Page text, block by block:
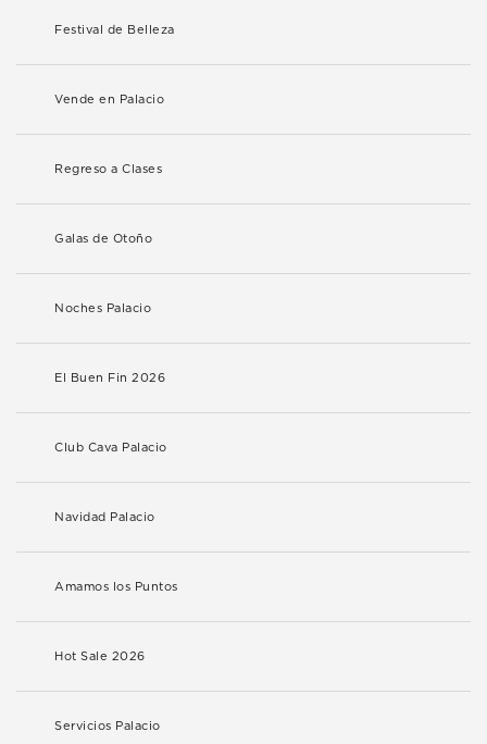
Festival de Belleza
Vende en Palacio
Regreso a Clases
Galas de Otoño
Noches Palacio
El Buen Fin 2026
Club Cava Palacio
Navidad Palacio
Amamos los Puntos
Hot Sale 2026
Servicios Palacio